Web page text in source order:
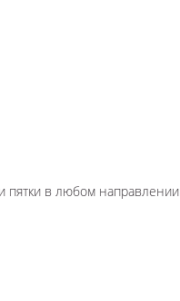
пятки в любом направлении